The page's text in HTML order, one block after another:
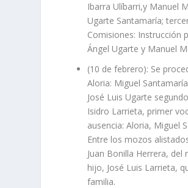
Ibarra Ulíbarri,y Manuel
Ugarte Santamaría;
Comisiones: Instrucción
Ángel Ugarte y Manuel
(10 de febrero): Se
Aloria: Miguel
José Luis Ugarte
Isidro Larrieta, primer
ausencia: Aloria, Miguel
Entre los mozos
Juan Bonilla Herrera,
hijo, José Luis Larrieta,
familia.